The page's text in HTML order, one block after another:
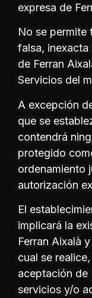
expresa de
No se permite
falsa, inexacta
de Ferran
Servicios del
A excepción
que se
contendrá
protegido
ordenamiento
autorización
El
implicará la
Ferran Aixalà
cual se
aceptación de
servicios y/o